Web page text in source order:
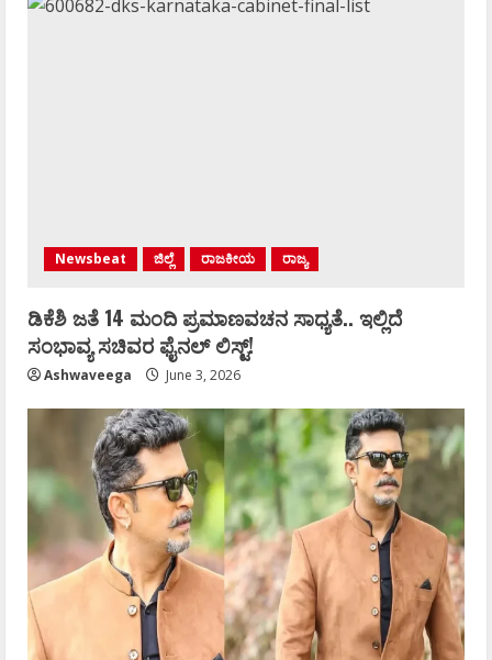
Newsbeat ಜಿಲ್ಲೆ ರಾಜಕೀಯ ರಾಜ್ಯ
ಡಿಕೆಶಿ ಜತೆ 14 ಮಂದಿ ಪ್ರಮಾಣವಚನ ಸಾಧ್ಯತೆ.. ಇಲ್ಲಿದೆ
ಸಂಭಾವ್ಯ ಸಚಿವರ ಫೈನಲ್ ಲಿಸ್ಟ್‌!
Ashwaveega June 3, 2026